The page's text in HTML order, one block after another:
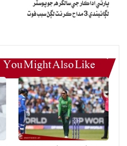
ڀارتي اداڪار جي سالگرهه جو پوسٽر
لڳائيندي 3 مداح ڪرنٽ لڳڻ سبب فوت
You Might Also Like